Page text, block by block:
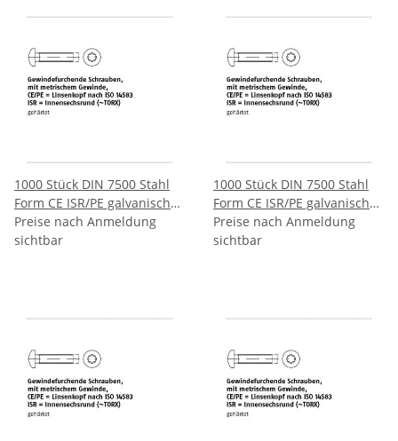
1000 Stück DIN 7500 Stahl
Form CE ISR/PE galvanisch
verzinkt Gewindefurchende
Schrauben ISR metr.
Preise nach Anmeldung
sichtbar
1000 Stück DIN 7500 Stahl
Form CE ISR/PE galvanisch
verzinkt Gewindefurchende
Schrauben ISR metr.
Preise nach Anmeldung
sichtbar